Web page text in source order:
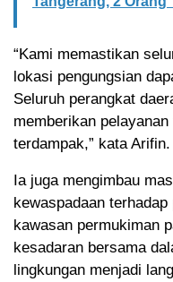
“Kami memastikan
lokasi pengungsian
Seluruh perangkat
memberikan
terdampak,” kata Arifin.
Ia juga mengimbau
kewaspadaan
kawasan permukiman
kesadaran bersama
lingkungan menjadi